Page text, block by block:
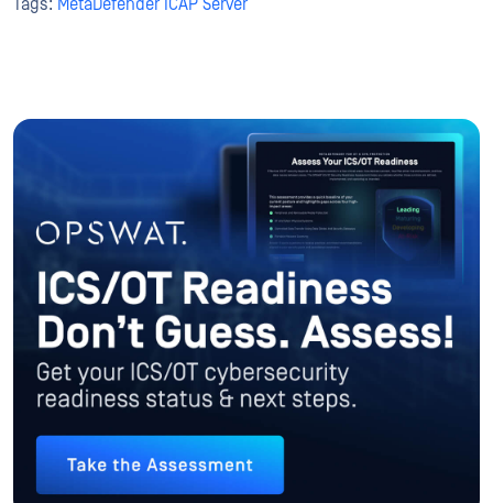
Tags: MetaDefender ICAP Server